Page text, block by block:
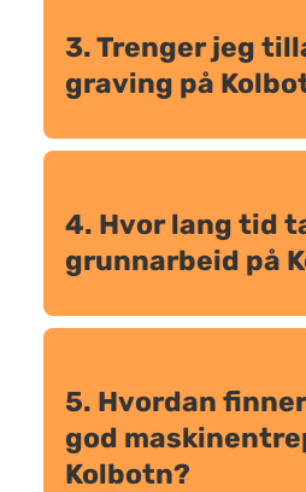
3. Trenger jeg
graving på
4. Hvor lang tid
grunnarbeid på
5. Hvordan
god
Kolbotn?